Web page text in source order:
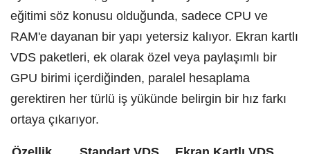
eğitimi söz konusu olduğunda, sadece CPU ve
RAM'e dayanan bir yapı yetersiz kalıyor. Ekran kartlı
VDS paketleri, ek olarak özel veya paylaşımlı bir
GPU birimi içerdiğinden, paralel hesaplama
gerektiren her türlü iş yükünde belirgin bir hız farkı
ortaya çıkarıyor.